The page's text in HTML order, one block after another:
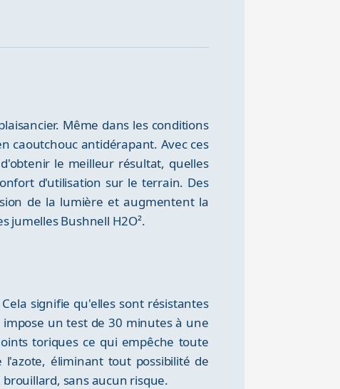
Même dans les conditions
caoutchouc antidérapant. Avec ces
le meilleur résultat, quelles
d'utilisation sur le terrain. Des
de la lumière et augmentent la
jumelles Bushnell H2O².
signifie qu'elles sont résistantes
un test de 30 minutes à une
toriques ce qui empêche toute
éliminant tout possibilité de
brouillard, sans aucun risque.